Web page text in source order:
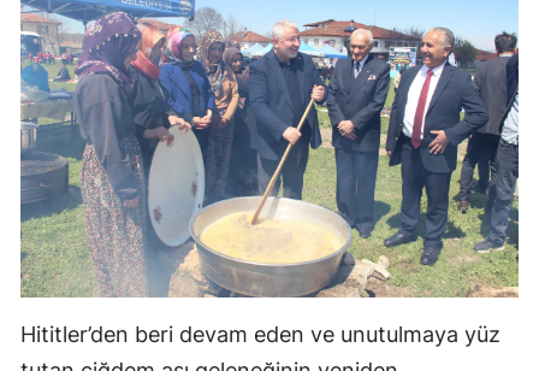
Hititler’den beri devam eden ve unutulmaya yüz